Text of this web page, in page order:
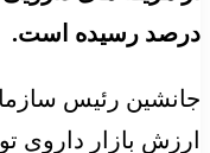
درصد رسیده است.
جانشین رئیس
ارزش بازار داروی